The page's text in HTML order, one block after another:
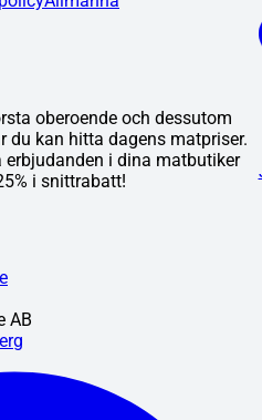
oberoende och dessutom
du kan hitta dagens matpriser.
i dina matbutiker
i snittrabatt!
AB